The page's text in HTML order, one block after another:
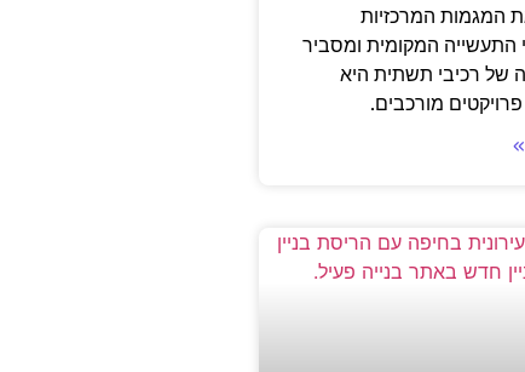
המגמות המרכזיות
המקומית ומסביר
של רכיבי תשתית היא
מורכבים.